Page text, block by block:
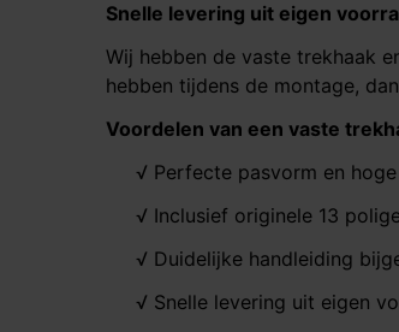
Snelle levering uit eigen
Wij hebben de vaste trekhaak
hebben tijdens de montage,
Voordelen van een vaste
√ Perfecte pasvorm en
√ Inclusief originele 13
√ Duidelijke handleiding
√ Snelle levering uit eigen